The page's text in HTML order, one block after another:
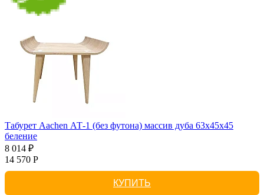
Табурет Aachen АТ-1 (без футона) массив дуба 63х45х45
беление
8 014 ₽
14 570 Р
КУПИТЬ